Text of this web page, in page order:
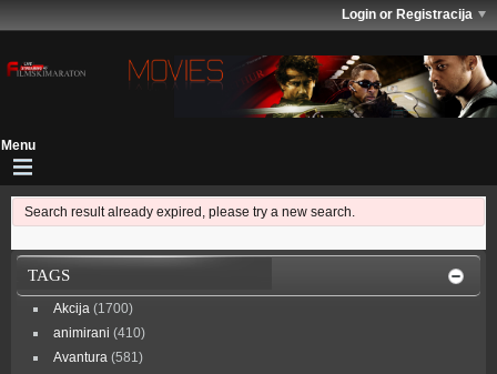
Login or Registracija
Search result already expired, please try a new search.
TAGS
Akcija (1700)
animirani (410)
Avantura (581)